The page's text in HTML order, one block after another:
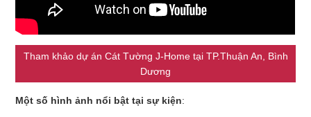
Tham khảo dự án Cát Tường J-Home tại TP.Thuận An, Bình
Dương
Một số hình ảnh nổi bật tại sự kiện: